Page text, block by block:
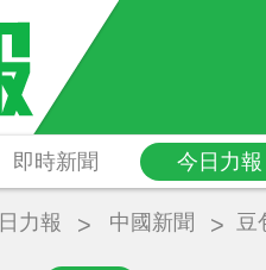
即時新聞 今日力報
力報 中國新聞 豆